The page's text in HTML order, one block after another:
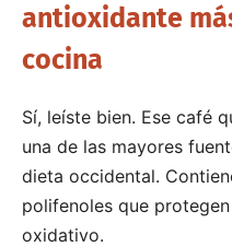
antioxidante
cocina
Sí, leíste bien. Ese café
una de las mayores
dieta occidental.
polifenoles que
oxidativo.